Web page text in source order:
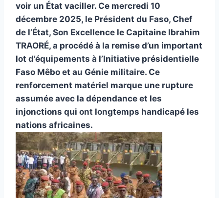
voir un État vaciller. Ce mercredi 10
décembre 2025, le Président du Faso, Chef
de l’État, Son Excellence le Capitaine Ibrahim
TRAORÉ, a procédé à la remise d’un important
lot d’équipements à l’Initiative présidentielle
Faso Mêbo et au Génie militaire. Ce
renforcement matériel marque une rupture
assumée avec la dépendance et les
injonctions qui ont longtemps handicapé les
nations africaines.